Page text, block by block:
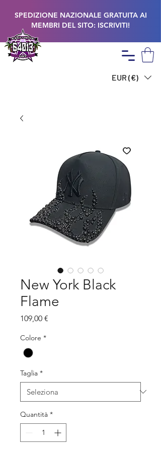
SPEDIZIONE NAZIONALE GRATUITA AI
MEMBRI DEL SITO: ISCRIVITI!
EUR (€)
New York Black
Flame
109,00 €
Colore *
Taglia *
Quantità *